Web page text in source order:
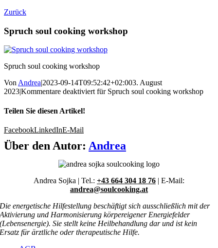
Zurück
Spruch soul cooking workshop
Spruch soul cooking workshop
VonAndrea|2023-09-14T09:52:42+02:003. August
2023|Kommentare deaktiviertfür Spruch soul cooking workshop
Teilen Sie diesen Artikel!
FacebookLinkedInE-Mail
Über den Autor: Andrea
Andrea Sojka | Tel.: +43 664 304 18 76 | E-Mail:
andrea@soulcooking.at
Die energetische Hilfestellung beschäftigt sich ausschließlich mit der
Aktivierung und Harmonisierung körpereigener Energiefelder
(Lebensenergie). Sie stellt keine Heilbehandlung dar und ist kein
Ersatz für ärztliche oder therapeutische Hilfe.